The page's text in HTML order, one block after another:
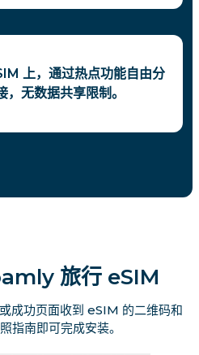
上，通过热点功能自由分
，无数据共享限制。
旅行 eSIM
成功页面收到 eSIM 的二维码和
指南即可完成安装。